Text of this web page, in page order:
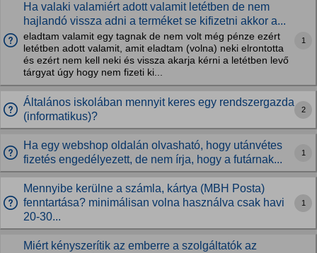
Ha valaki valamiért adott valamit letétben de nem
hajlandó vissza adni a terméket se kifizetni akkor a...
eladtam valamit egy tagnak de nem volt még pénze ezért
letétben adott valamit, amit eladtam (volna) neki elrontotta
és ezért nem kell neki és vissza akarja kérni a letétben levő
tárgyat úgy hogy nem fizeti ki...
1
Általános iskolában mennyit keres egy rendszergazda
(informatikus)?
2
Ha egy webshop oldalán olvasható, hogy utánvétes
fizetés engedélyezett, de nem írja, hogy a futárnak...
1
Mennyibe kerülne a számla, kártya (MBH Posta)
fenntartása? minimálisan volna használva csak havi
20-30...
1
Miért kényszerítik az emberre a szolgáltatók az